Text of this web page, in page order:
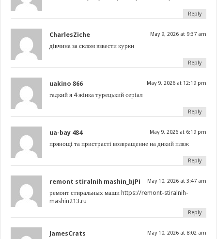
Reply
CharlesZiche May 9, 2026 at 9:37 am
дівчина за скломвзвести курки
Reply
uakino 866 May 9, 2026 at 12:19 pm
гадкий я 4жінка турецький серіал
Reply
ua-bay 484 May 9, 2026 at 6:19 pm
прянощі та пристрастівозвращение на дикий пляж
Reply
remont stiralnih mashin_bjPi May 10, 2026 at 3:47 am
ремонт стиральных маши https://remont-stiralnih-
mashin213.ru
Reply
JamesCrats May 10, 2026 at 8:02 am